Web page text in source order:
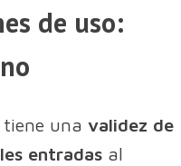
de uso:
tiene una validez de
entradas al